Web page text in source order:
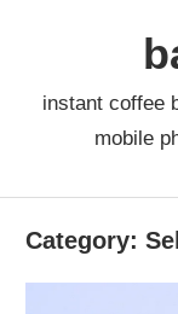
instant coffee
mobile
Category: